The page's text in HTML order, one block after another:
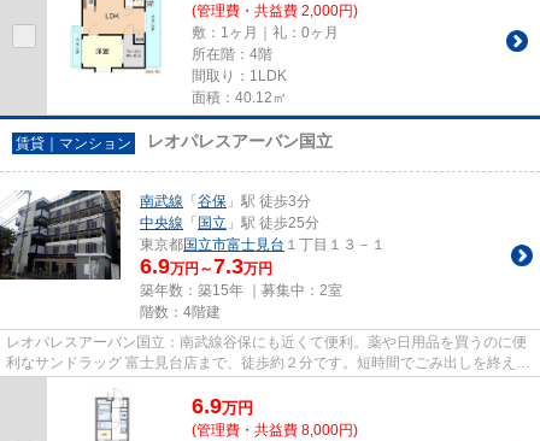
(管理費・共益費 2,000円)
敷：1ヶ月｜礼：0ヶ月
所在階：4階
間取り：1LDK
面積：40.12㎡
賃貸｜マンション レオパレスアーバン国立
南武線 「 谷保 」駅 徒歩3分
中央線 「 国立 」駅 徒歩25分
東京都国立市富士見台 １丁目１３－１
6.9万円～7.3万円
築年数：築15年 ｜募集中： 2室
階数：4階建
レオパレスアーバン国立：南武線谷保にも近くて便利。薬や日用品を買うのに便
利なサンドラッグ 富士見台店まで、徒歩約２分です。短時間でごみ出しを終えら
6.9万円
(管理費・共益費 8,000円)